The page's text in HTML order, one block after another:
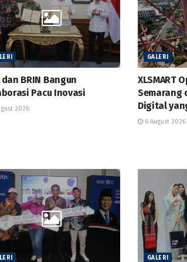
dan BRIN Bangun
Pacu Inovasi
2026
GALERI
XLSMART
Semarang
Digital
6 August 2026
GALERI